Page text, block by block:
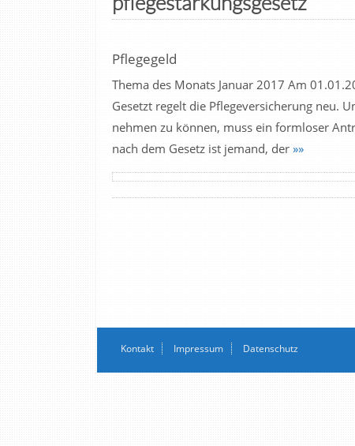
Pflegegeld
Thema des Monats Januar 2017 Am
Gesetzt regelt die Pflegeversicherung neu.
nehmen zu können, muss ein formloser
nach dem Gesetz ist jemand, der »»
Kontakt Impressum Datenschutz